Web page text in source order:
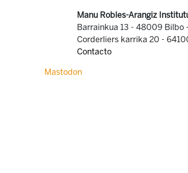
Manu Robles-Arangiz
Barrainkua 13 - 48009 Bilbo -
Corderliers karrika 20 -
Contacto
Mastodon